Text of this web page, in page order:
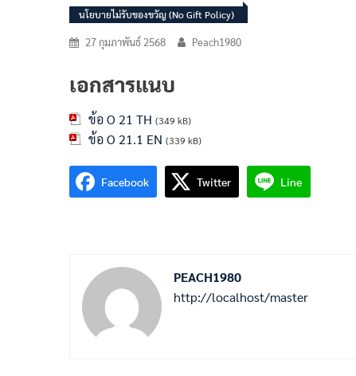
นโยบายไม่รับของขวัญ (No Gift Policy)
27 กุมภาพันธ์ 2568 Peach1980
เอกสารแนบ
ข้อ O 21 TH (349 kB)
ข้อ O 21.1 EN (339 kB)
Facebook Twitter Line
PEACH1980
http://localhost/master